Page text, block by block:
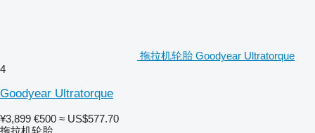
拖拉机轮胎 Goodyear Ultratorque
4
Goodyear Ultratorque
¥3,899 €500 ≈ US$577.70